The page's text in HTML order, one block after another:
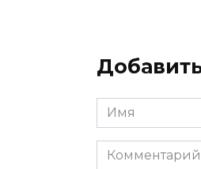
Имя
*
Комментарий